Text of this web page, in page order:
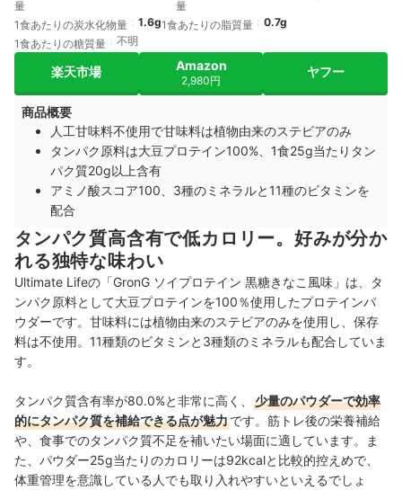
量
量
1食あたりの炭水化物量 1.6g1食あたりの脂質量
0.7g
1食あたりの糖質量
不明
楽天市場 Amazon
2,980円
ヤフー
商品概要
人工甘味料不使用で甘味料は植物由来のステビアのみ
タンパク原料は大豆プロテイン100%、1食25g当たりタン
パク質20g以上含有
アミノ酸スコア100、3種のミネラルと11種のビタミンを
配合
タンパク質高含有で低カロリー。好みが分か
れる独特な味わい
Ultimate Lifeの「GronG ソイプロテイン 黒糖きなこ風味」は、タ
ンパク原料として大豆プロテインを100％使用したプロテインパ
ウダーです。甘味料には植物由来のステビアのみを使用し、保存
料は不使用。11種類のビタミンと3種類のミネラルも配合していま
す。
タンパク質含有率が80.0%と非常に高く、
少量のパウダーで効率
的にタンパク質を補給できる点が魅力です。筋トレ後の栄養補給
や、食事でのタンパク質不足を補いたい場面に適しています。ま
た、パウダー25g当たりのカロリーは92kcalと比較的控えめで、
体重管理を意識している人でも取り入れやすいといえるでしょ